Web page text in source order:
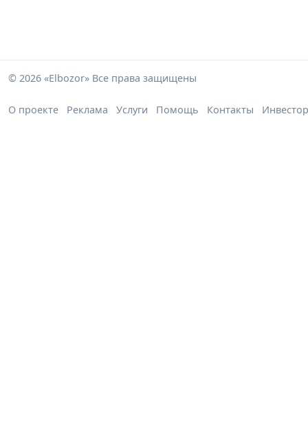
© 2026 «Elbozor» Все права защищены
О проекте Реклама Услуги Помощь Контакты